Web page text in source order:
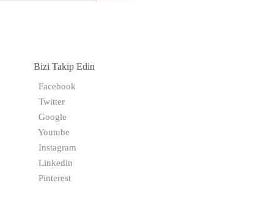
Bizi Takip Edin
Facebook
Twitter
Google
Youtube
Instagram
Linkedin
Pinterest